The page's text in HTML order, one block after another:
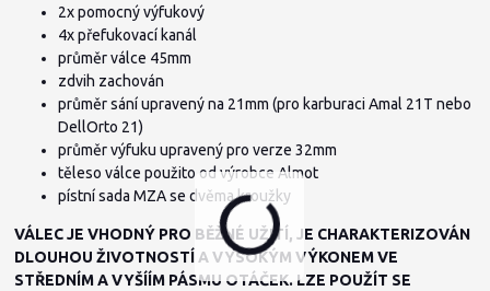
2x pomocný výfukový
4x přefukovací kanál
průměr válce 45mm
zdvih zachován
průměr sání upravený na 21mm (pro karburaci Amal 21T nebo
DellOrto 21)
průměr výfuku upravený pro verze 32mm
těleso válce použito od výrobce Almot
pístní sada MZA se dvěma kroužky
VÁLEC JE VHODNÝ PRO BĚŽNÉ UŽITÍ, JE CHARAKTERIZOVÁN
DLOUHOU ŽIVOTNOSTÍ A VYSOKÝM VÝKONEM VE
STŘEDNÍM A VYŠÍÍM PÁSMU OTÁČEK. LZE POUŽÍT SE